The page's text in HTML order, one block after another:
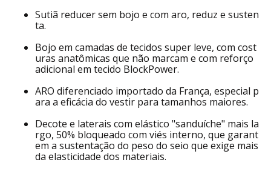
Sutiã reducer sem bojo e com aro, reduz e susten
ta.
Bojo em camadas de tecidos super leve, com cost
uras anatômicas que não marcam e com reforço
adicional em tecido BlockPower.
ARO diferenciado importado da França, especial p
ara a eficácia do vestir para tamanhos maiores.
Decote e laterais com elástico "sanduíche" mais la
rgo, 50% bloqueado com viés interno, que garant
em a sustentação do peso do seio que exige mais
da elasticidade dos materiais.